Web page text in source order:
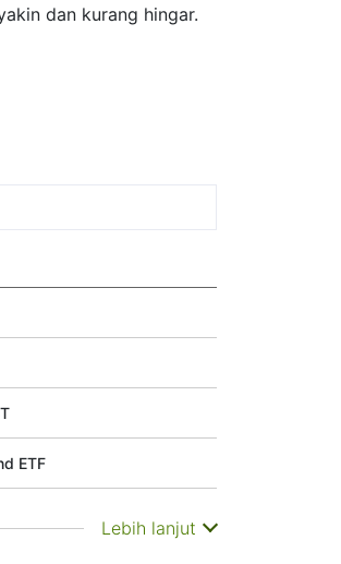
dan kurang hingar.
ETF
Lebih lanjut